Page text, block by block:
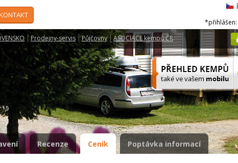
Prodejny-servis Půjčovny ASOCIACE kempů ČR
*přihlášen:
Recenze Ceník Poptávka informací